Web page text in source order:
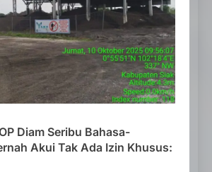
Diam Seribu Bahasa-
Akui Tak Ada Izin Khusus: